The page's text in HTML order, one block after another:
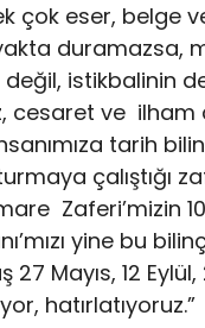
çok eser,
duramazsa,
istikbalinin
cesaret ve
tarih
Zaferi’mizin
yine bu
Mayıs, 12
hatırlatıyoruz.”